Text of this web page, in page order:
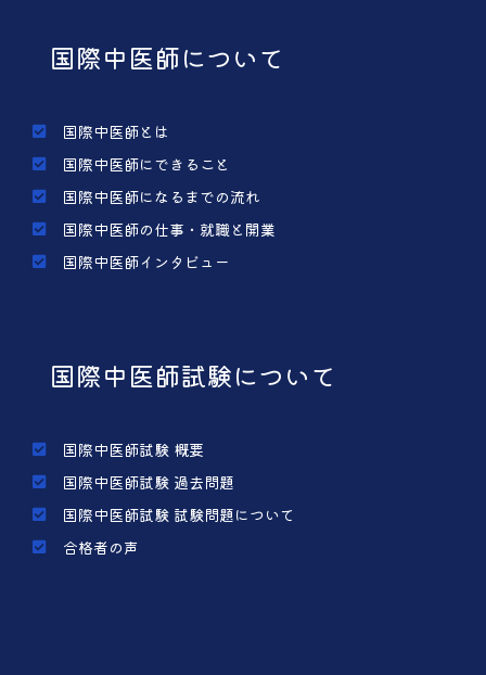
国際中医師について
国際中医師とは
国際中医師にできること
国際中医師になるまでの流れ
国際中医師の仕事・就職と開業
国際中医師インタビュー
国際中医師試験について
国際中医師試験 概要
国際中医師試験 過去問題
国際中医師試験 試験問題について
合格者の声